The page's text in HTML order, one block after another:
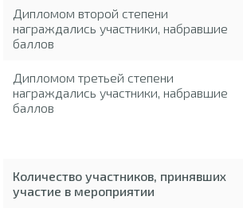
Дипломом второй степени
награждались участники, набравшие
баллов
Дипломом третьей степени
награждались участники, набравшие
баллов
Количество участников, принявших
участие в мероприятии